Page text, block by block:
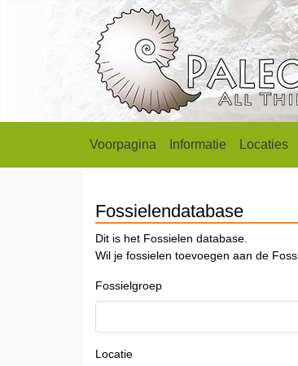
Voorpagina Informatie Locaties
Fossielendatabase
Dit is het Fossielen database.
Wil je fossielen toevoegen aan de
Fossielgroep
Locatie